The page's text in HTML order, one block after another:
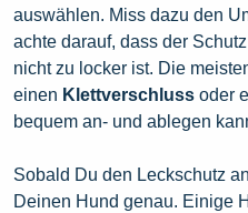
auswählen. Miss dazu den
achte darauf, dass der
nicht zu locker ist. Die
einen Klettverschluss oder
bequem an- und ablegen
Sobald Du den Leckschutz
Deinen Hund genau. Einige